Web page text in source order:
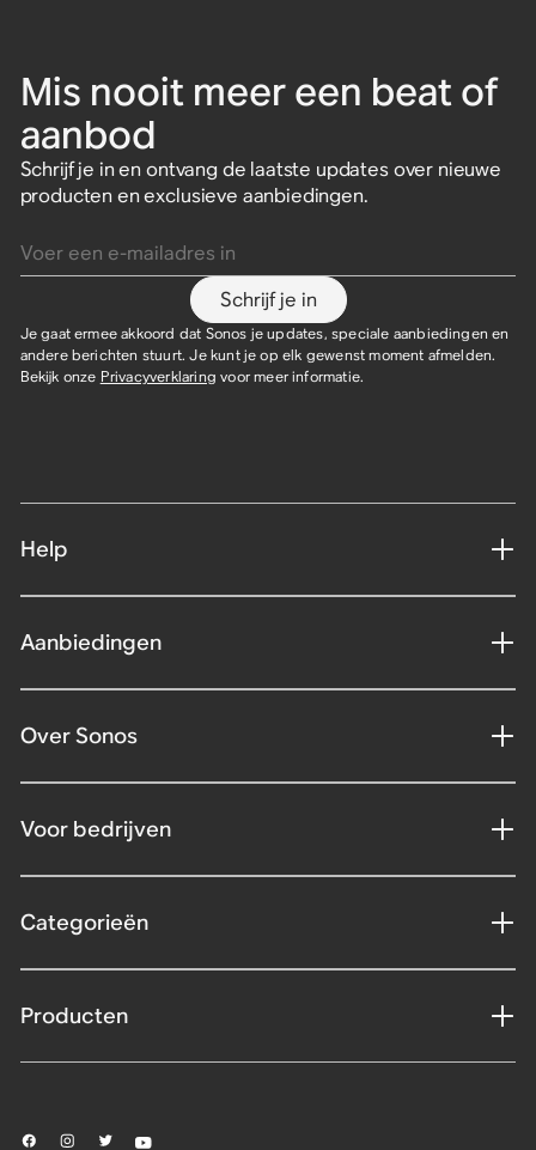
Mis nooit meer een beat of
aanbod
Schrijf je in en ontvang de laatste updates over nieuwe
producten en exclusieve aanbiedingen.
Schrijf je in
Je gaat ermee akkoord dat Sonos je updates, speciale aanbiedingen en
andere berichten stuurt. Je kunt je op elk gewenst moment afmelden.
Bekijk onze Privacyverklaring voor meer informatie.
Help
Aanbiedingen
Over Sonos
Voor bedrijven
Categorieën
Producten